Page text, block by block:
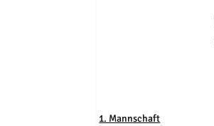
1. Mannschaft